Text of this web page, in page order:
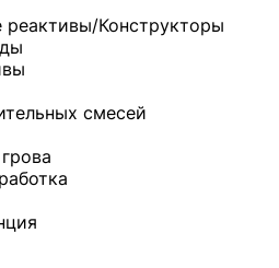
реактивы/Конструкторы
смесей